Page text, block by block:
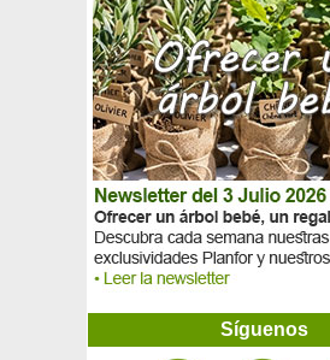
Higuera 'Ice Crystal'
Higuera 'Noire de Bellone'
Higuera 'Noire de Caromb'
Higuera 'Violette de Solliès'
Hiperico rastrero
Hisopo de anís, Hisopo gigante azul
Hoheria 'Stardust'
Hoja de ostra, Planta ostra
Hortensia 'Adria'
Hortensia de hojas de roble
Hortensia de panículas 'Kyushu'
Hortensia de panículas 'Limelight'
Hortensia de Virginia 'Annabelle'
Hortensia 'Leuchtfeuer'
Síguenos